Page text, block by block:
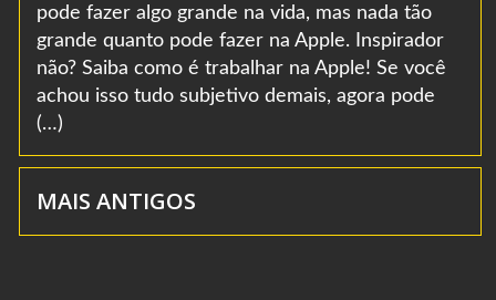
pode fazer algo grande na vida, mas nada tão
grande quanto pode fazer na Apple. Inspirador
não? Saiba como é trabalhar na Apple! Se você
achou isso tudo subjetivo demais, agora pode
(…)
MAIS ANTIGOS